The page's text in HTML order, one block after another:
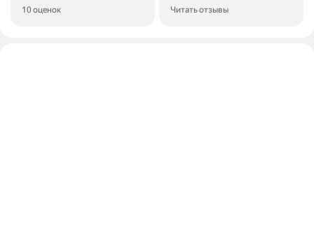
10 оценок Читать отзывы